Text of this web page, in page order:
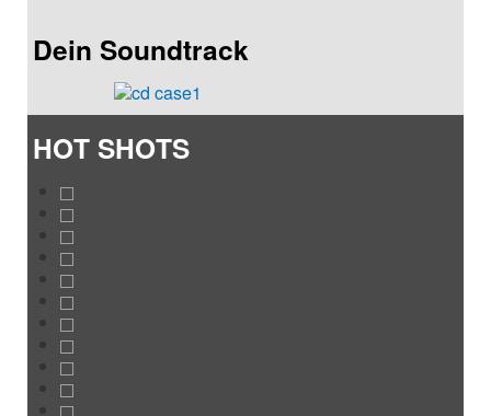
Dein Soundtrack
HOT SHOTS